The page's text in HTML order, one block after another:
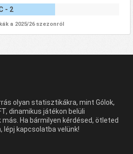
- 2
a 2025/26 szezonról
olyan statisztikákra, mint Gólok,
dinamikus játékon belüli
Ha bármilyen kérdésed, ötleted
lépj kapcsolatba velünk!